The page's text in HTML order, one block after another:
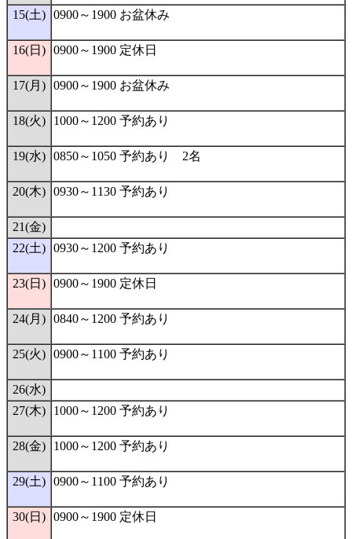
15(土) 0900～1900 お盆休み
16(日) 0900～1900 定休日
17(月) 0900～1900 お盆休み
18(火) 1000～1200 予約あり
19(水) 0850～1050 予約あり 2名
20(木) 0930～1130 予約あり
21(金)
22(土) 0930～1200 予約あり
23(日) 0900～1900 定休日
24(月) 0840～1200 予約あり
25(火) 0900～1100 予約あり
26(水)
27(木)
1000～1200 予約あり
28(金) 1000～1200 予約あり
29(土) 0900～1100 予約あり
30(日) 0900～1900 定休日